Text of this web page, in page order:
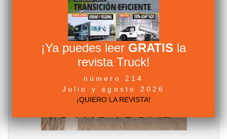
¡Ya puedes leer GRATIS la
revista Truck!
número 214
Julio y agosto 2026
¡QUIERO LA REVISTA!